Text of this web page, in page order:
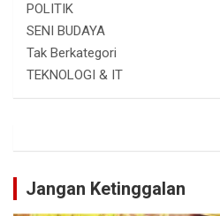
POLITIK
SENI BUDAYA
Tak Berkategori
TEKNOLOGI & IT
Jangan Ketinggalan